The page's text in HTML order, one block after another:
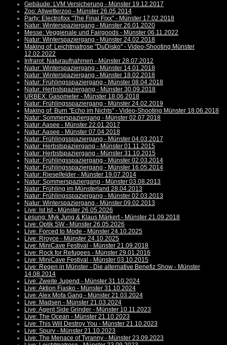
Gebäude: LVM Versicherung - Münster 19.12.2017
Zoo: Allwetterzoo - Münster 26.05.2014
Party: Electrofixx "The Final Fixx" - Münster 17.02.2018
Natur: Winterspaziergang - Münster 26.01.2020
Messe: Veggienale und Fairgoods - Münster 06.11.2022
Natur: Winterspaziergang - Münster 24.02.2018
Making of: Leichtmatrose "DuDisko" - Video-Shooting Münster
12.02.2022
Infrarot: Naturaufnahmen - Münster 28.07.2012
Natur: Winterspaziergang - Münster 14.01.2018
Natur: Winterspaziergang - Münster 18.02.2018
Natur: Frühlingsspaziergang - Münster 08.04.2018
Natur: Herbstspaziergang - Münster 30.09.2018
URBEX: Gasometer - Münster 18.06.2018
Natur: Frühlingsspaziergang - Münster 24.02.2019
Making of: Burn "Echo im Nichts" - Video-Shooting Münster 18.06.2018
Natur: Sommerspaziergang - Münster 02.07.2018
Natur: Aasee - Münster 22.01.2017
Natur: Aasee - Münster 07.04.2018
Natur: Frühlingsspaziergang - Münster 04.03.2017
Natur: Herbstspaziergang - Münster 01.11.2015
Natur: Herbstspaziergang - Münster 31.10.2015
Natur: Frühlingsspaziergang - Münster 02.03.2014
Natur: Frühlingsspaziergang - Münster 16.05.2014
Natur: Rieselfelder - Münster 19.07.2014
Natur: Sommerspaziergang - Münster 03.08.2013
Natur: Frühling im Münsterland 28.04.2013
Natur: Frühlingsspaziergang - Münster 02.03.2013
Natur: Winterspaziergang - Münster 09.02.2013
Live: Ist Ist - Münster 26.05.2026
Lesung: Myk Jung & Klaus Märkert - Münster 21.09.2018
Live: Optik SW - Münster 26.05.2026
Live: Forced to Mode - Münster 24.10.2025
Live: Rroyce - Münster 24.10.2025
Live: MiniCave Festival - Münster 21.09.2018
Live: Rock for Refugees - Münster 29.01.2016
Live: MiniCave Festival - Münster 03.10.2015
Live: Regen in Münster - Die alternative Benefiz Show - Münster
14.08.2014
Live: Zweite Jugend - Münster 31.10.2024
Live: Aktion Fiasko - Münster 31.10.2024
Live: Alex Mofa Gang - Münster 21.03.2024
Live: Madsen - Münster 21.03.2024
Live: Agent Side Grinder - Münster 10.11.2023
Live: The Ocean - Münster 21.10.2023
Live: This Will Destroy You - Münster 21.10.2023
Live: Spurv - Münster 21.10.2023
Live: The Menace of Tyranny - Münster 23.09.2023